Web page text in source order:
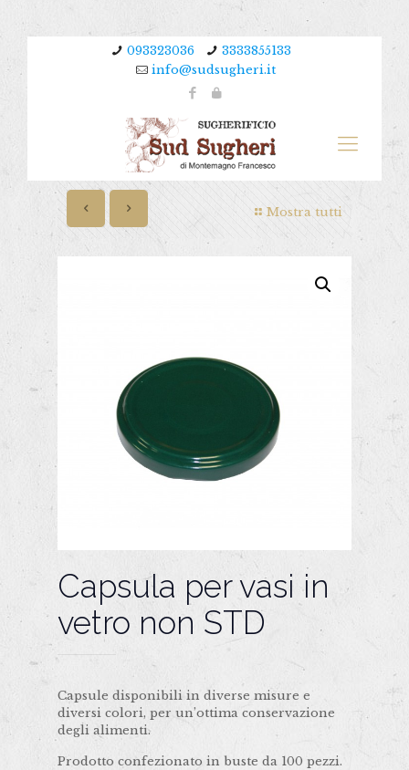
093323036
3333855133
info@sudsugheri.it
Mostra tutti
Capsula per vasi in
vetro non STD
Capsule disponibili in diverse misure e
diversi colori, per un’ottima conservazione
degli alimenti.
Prodotto confezionato in buste da 100 pezzi.